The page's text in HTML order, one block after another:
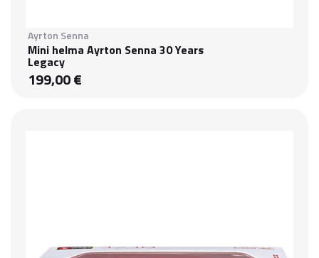
Ayrton Senna
Mini helma Ayrton Senna 30 Years
Legacy
199,00 €